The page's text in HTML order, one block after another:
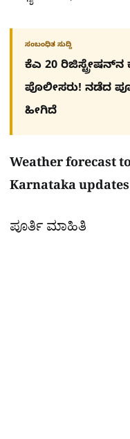
ಸಂಬಂಧಿತ ಸುದ್ದಿ
ಕೆಎ 20
ಪೊಲೀಸರು! ನಡೆದ
ಹೀಗಿದೆ
Weather forecast
Karnataka updates
ಪೂರ್ತಿ ಮಾಹಿತಿ